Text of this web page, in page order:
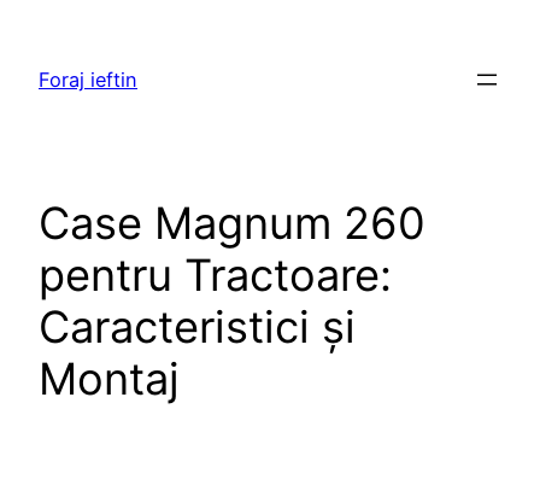
content
Foraj ieftin
Case Magnum 260
pentru Tractoare:
Caracteristici și
Montaj